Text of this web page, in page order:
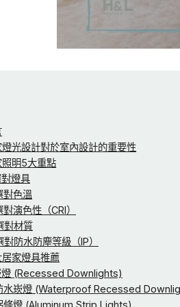
燈光設計對於室內設計的重要性
照明5大重點
對燈具
對色溫
對演色性（CRI）
對材質
對防水防塵等級（IP）
家燈具推薦
燈 (Recessed Downlights)
水崁燈 (Waterproof Recessed
條燈 (Aluminum Strip Lights)